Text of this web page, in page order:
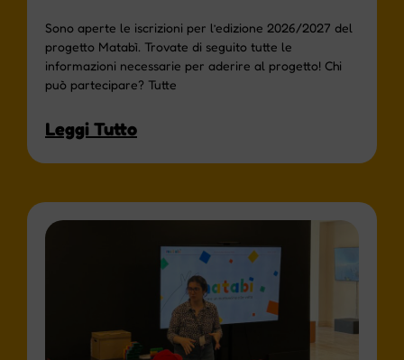
Sono aperte le iscrizioni per l’edizione 2026/2027 del
progetto Matabì. Trovate di seguito tutte le
informazioni necessarie per aderire al progetto! Chi
può partecipare? Tutte
Leggi Tutto